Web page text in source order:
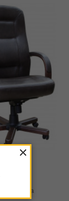
502 цвета